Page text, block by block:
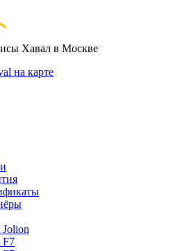
Хавал в Москве
на карте
F7